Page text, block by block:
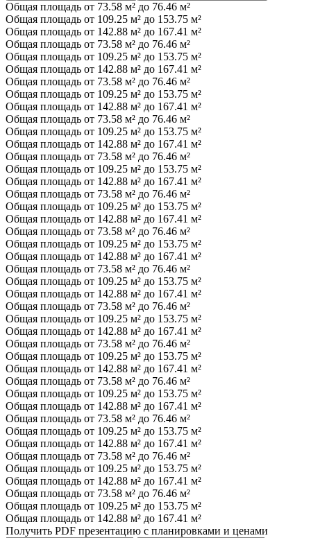
Общая площадь от 73.58 м² до 76.46 м²
Общая площадь от 109.25 м² до 153.75 м²
Общая площадь от 142.88 м² до 167.41 м²
Общая площадь от 73.58 м² до 76.46 м²
Общая площадь от 109.25 м² до 153.75 м²
Общая площадь от 142.88 м² до 167.41 м²
Общая площадь от 73.58 м² до 76.46 м²
Общая площадь от 109.25 м² до 153.75 м²
Общая площадь от 142.88 м² до 167.41 м²
Общая площадь от 73.58 м² до 76.46 м²
Общая площадь от 109.25 м² до 153.75 м²
Общая площадь от 142.88 м² до 167.41 м²
Общая площадь от 73.58 м² до 76.46 м²
Общая площадь от 109.25 м² до 153.75 м²
Общая площадь от 142.88 м² до 167.41 м²
Общая площадь от 73.58 м² до 76.46 м²
Общая площадь от 109.25 м² до 153.75 м²
Общая площадь от 142.88 м² до 167.41 м²
Общая площадь от 73.58 м² до 76.46 м²
Общая площадь от 109.25 м² до 153.75 м²
Общая площадь от 142.88 м² до 167.41 м²
Общая площадь от 73.58 м² до 76.46 м²
Общая площадь от 109.25 м² до 153.75 м²
Общая площадь от 142.88 м² до 167.41 м²
Общая площадь от 73.58 м² до 76.46 м²
Общая площадь от 109.25 м² до 153.75 м²
Общая площадь от 142.88 м² до 167.41 м²
Общая площадь от 73.58 м² до 76.46 м²
Общая площадь от 109.25 м² до 153.75 м²
Общая площадь от 142.88 м² до 167.41 м²
Общая площадь от 73.58 м² до 76.46 м²
Общая площадь от 109.25 м² до 153.75 м²
Общая площадь от 142.88 м² до 167.41 м²
Общая площадь от 73.58 м² до 76.46 м²
Общая площадь от 109.25 м² до 153.75 м²
Общая площадь от 142.88 м² до 167.41 м²
Общая площадь от 73.58 м² до 76.46 м²
Общая площадь от 109.25 м² до 153.75 м²
Общая площадь от 142.88 м² до 167.41 м²
Общая площадь от 73.58 м² до 76.46 м²
Общая площадь от 109.25 м² до 153.75 м²
Общая площадь от 142.88 м² до 167.41 м²
Получить PDF презентацию с планировками и ценами